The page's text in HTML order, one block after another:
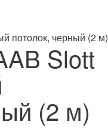
потолок, черный (2 м)
Slott
(2 м)